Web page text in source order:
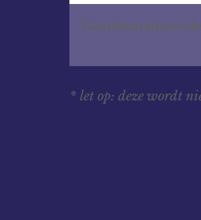
* let op: deze wordt